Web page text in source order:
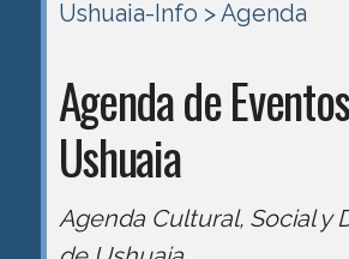
Ushuaia-Info > Agenda
Agenda de
Ushuaia
Agenda Cultural, Social y